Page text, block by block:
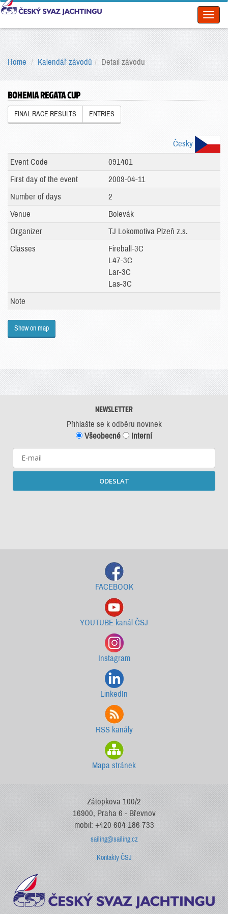
Home Kalendář závodů Detail závodu
BOHEMIA REGATA CUP
FINAL RACE RESULTS ENTRIES
Česky
Event Code
091401
First day of the event
2009-04-11
Number of days
2
Venue
Bolevák
Organizer
TJ Lokomotiva Plzeň z.s.
Classes
Fireball-3C
L47-3C
Lar-3C
Las-3C
Note
Show on map
NEWSLETTER
Přihlašte se k odběru novinek
Všeobecné
Interní
ODESLAT
FACEBOOK
YOUTUBE kanál ČSJ
Instagram
LinkedIn
RSS kanály
Mapa stránek
Zátopkova 100/2
16900, Praha 6 - Břevnov
mobil: +420 604 186 733
sailing@sailing.cz
Kontakty ČSJ